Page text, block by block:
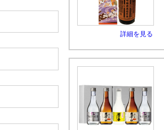
詳細を見る